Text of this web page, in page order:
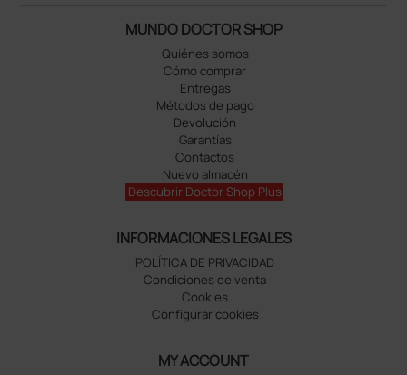
MUNDO DOCTOR SHOP
Quiénes somos
Cómo comprar
Entregas
Métodos de pago
Devolución
Garantías
Contactos
Nuevo almacén
Descubrir Doctor Shop Plus
INFORMACIONES LEGALES
POLÍTICA DE PRIVACIDAD
Condiciones de venta
Cookies
Configurar cookies
MY ACCOUNT